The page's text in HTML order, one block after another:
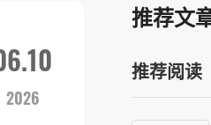
2026
推荐文
推荐阅读